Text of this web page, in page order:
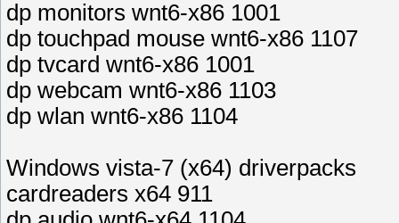
dp monitors wnt6-x86 1001
dp touchpad mouse wnt6-x86 1107
dp tvcard wnt6-x86 1001
dp webcam wnt6-x86 1103
dp wlan wnt6-x86 1104
Windows vista-7 (x64) driverpacks
cardreaders x64 911